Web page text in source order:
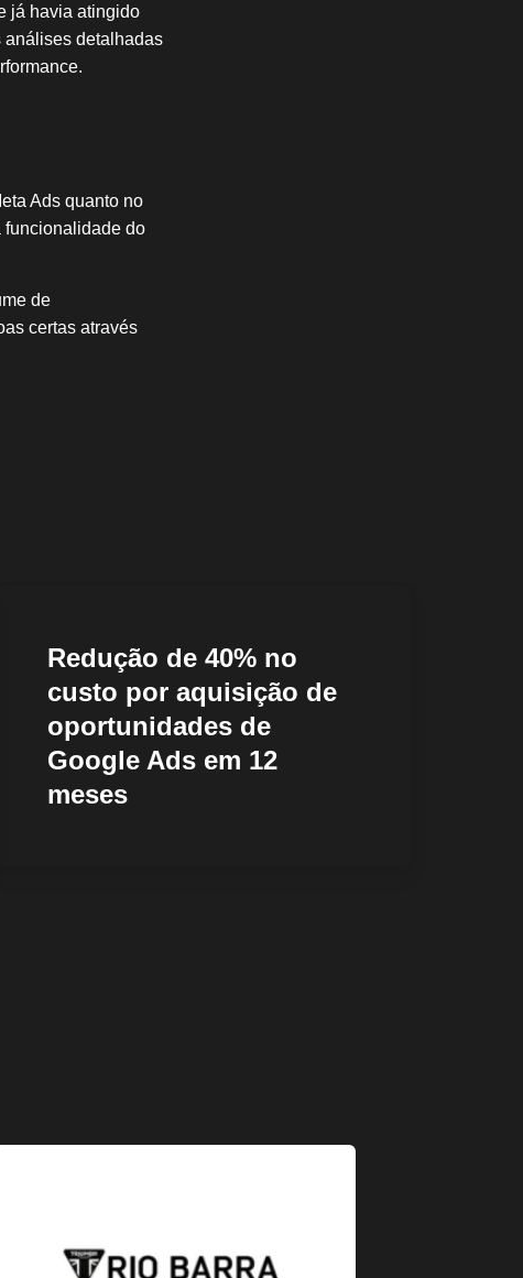
já havia atingido
análises detalhadas
Ads quanto no
funcionalidade do
de
certas através
Redução de 40% no
custo por aquisição de
oportunidades de
Google Ads em 12
meses